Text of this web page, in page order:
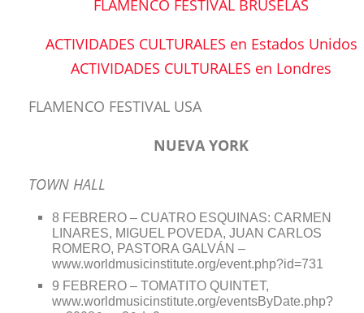
FLAMENCO FESTIVAL BRUSELAS
ACTIVIDADES CULTURALES en Estados Unidos
ACTIVIDADES CULTURALES en Londres
FLAMENCO FESTIVAL USA
NUEVA YORK
TOWN HALL
8 FEBRERO – CUATRO ESQUINAS: CARMEN
LINARES, MIGUEL POVEDA, JUAN CARLOS
ROMERO, PASTORA GALVÁN –
www.worldmusicinstitute.org/event.php?id=731
9 FEBRERO – TOMATITO QUINTET,
www.worldmusicinstitute.org/eventsByDate.php?